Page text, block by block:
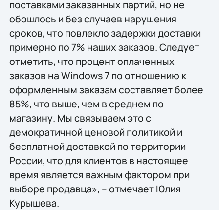
поставками заказанных партий, но не
обошлось и без случаев нарушения
сроков, что повлекло задержки доставки
примерно по 7% наших заказов. Следует
отметить, что процент оплаченных
заказов на Windows 7 по отношению к
оформленным заказам составляет более
85%, что выше, чем в среднем по
магазину. Мы связываем это с
демократичной ценовой политикой и
бесплатной доставкой по территории
России, что для клиентов в настоящее
время является важным фактором при
выборе продавца», – отмечает Юлия
Курышева.